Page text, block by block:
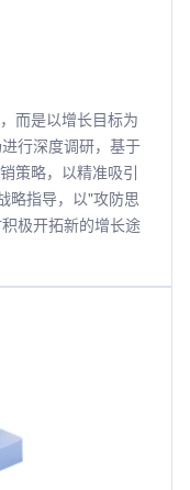
而是以增长目标为
行深度调研，基于
策略，以精准吸引
略指导，以"攻防思
极开拓新的增长途